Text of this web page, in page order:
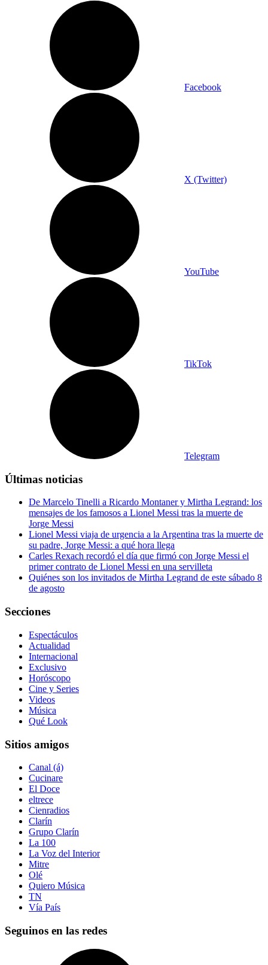
Facebook
X (Twitter)
YouTube
TikTok
Telegram
Últimas noticias
De Marcelo Tinelli a Ricardo Montaner y Mirtha Legrand: los
mensajes de los famosos a Lionel Messi tras la muerte de
Jorge Messi
Lionel Messi viaja de urgencia a la Argentina tras la muerte de
su padre, Jorge Messi: a qué hora llega
Carles Rexach recordó el día que firmó con Jorge Messi el
primer contrato de Lionel Messi en una servilleta
Quiénes son los invitados de Mirtha Legrand de este sábado 8
de agosto
Secciones
Espectáculos
Actualidad
Internacional
Exclusivo
Horóscopo
Cine y Series
Videos
Música
Qué Look
Sitios amigos
Canal (á)
Cucinare
El Doce
eltrece
Cienradios
Clarín
Grupo Clarín
La 100
La Voz del Interior
Mitre
Olé
Quiero Música
TN
Vía País
Seguinos en las redes